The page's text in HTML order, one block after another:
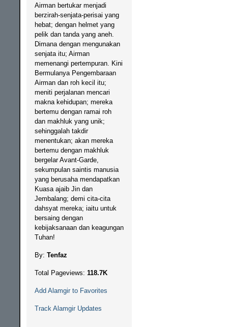
Airman bertukar menjadi
berzirah-senjata-perisai yang
hebat; dengan helmet yang
pelik dan tanda yang aneh.
Dimana dengan mengunakan
senjata itu; Airman
memenangi pertempuran. Kini
Bermulanya Pengembaraan
Airman dan roh kecil itu;
meniti perjalanan mencari
makna kehidupan; mereka
bertemu dengan ramai roh
dan makhluk yang unik;
sehinggalah takdir
menentukan; akan mereka
bertemu dengan makhluk
bergelar Avant-Garde,
sekumpulan saintis manusia
yang berusaha mendapatkan
Kuasa ajaib Jin dan
Jembalang; demi cita-cita
dahsyat mereka; iaitu untuk
bersaing dengan
kebijaksanaan dan keagungan
Tuhan!
By: Tenfaz
Total Pageviews: 118.7K
Add Alamgir to Favorites
Track Alamgir Updates